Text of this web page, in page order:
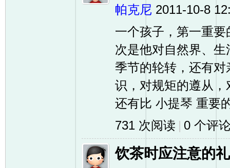
帕克尼 2011-10-8
一个孩子，第一重
次是他对自然界、
季节的轮转，还有
识，对规矩的遵从
还有比 小提琴 重要
731 次阅读 | 0个评
饮茶时应注意的